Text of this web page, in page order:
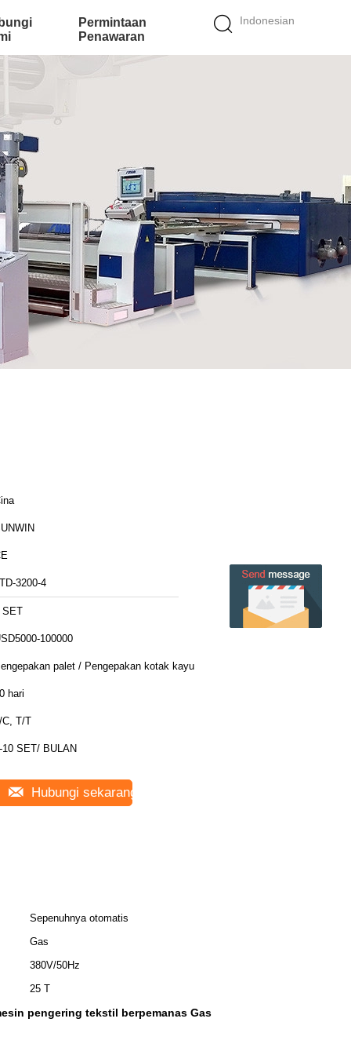
Indonesian
Permintaan
Penawaran
3200-4
SET
100000
palet / Pengepakan kotak kayu
hari
C, T/T
10 SET/ BULAN
Hubungi sekarang
Sepenuhnya otomatis
Gas
380V/50Hz
25 T
pengering tekstil berpemanas Gas